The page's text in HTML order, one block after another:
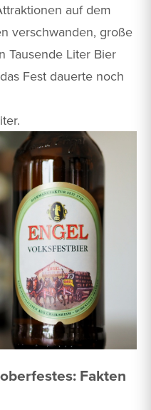
auf dem
verschwanden, große
Tausende Liter Bier
Fest dauerte noch
Fakten